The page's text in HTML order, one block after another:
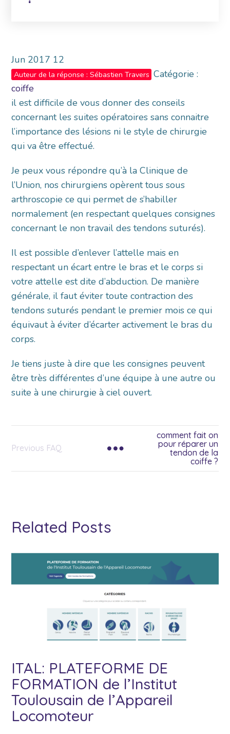
Jun 2017 12
Auteur de la réponse : Sébastien Travers Catégorie :
coiffe
il est difficile de vous donner des conseils
concernant les suites opératoires sans connaitre
l’importance des lésions ni le style de chirurgie
qui va être effectué.
Je peux vous répondre qu’à la Clinique de
l’Union, nos chirurgiens opèrent tous sous
arthroscopie ce qui permet de s’habiller
normalement (en respectant quelques consignes
concernant le non travail des tendons suturés).
Il est possible d’enlever l’attelle mais en
respectant un écart entre le bras et le corps si
votre attelle est dite d’abduction. De manière
générale, il faut éviter toute contraction des
tendons suturés pendant le premier mois ce qui
équivaut à éviter d’écarter activement le bras du
corps.
Je tiens juste à dire que les consignes peuvent
être très différentes d’une équipe à une autre ou
suite à une chirurgie à ciel ouvert.
Previous FAQ
comment fait on
pour réparer un
tendon de la
coiffe ?
Related Posts
ITAL: PLATEFORME DE
FORMATION de l’Institut
Toulousain de l’Appareil
Locomoteur